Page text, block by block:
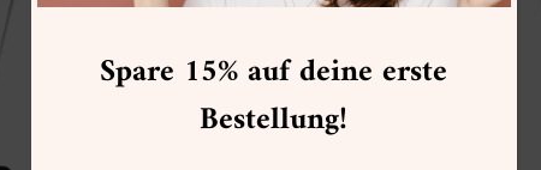
Spare 15% auf deine erste
Bestellung!